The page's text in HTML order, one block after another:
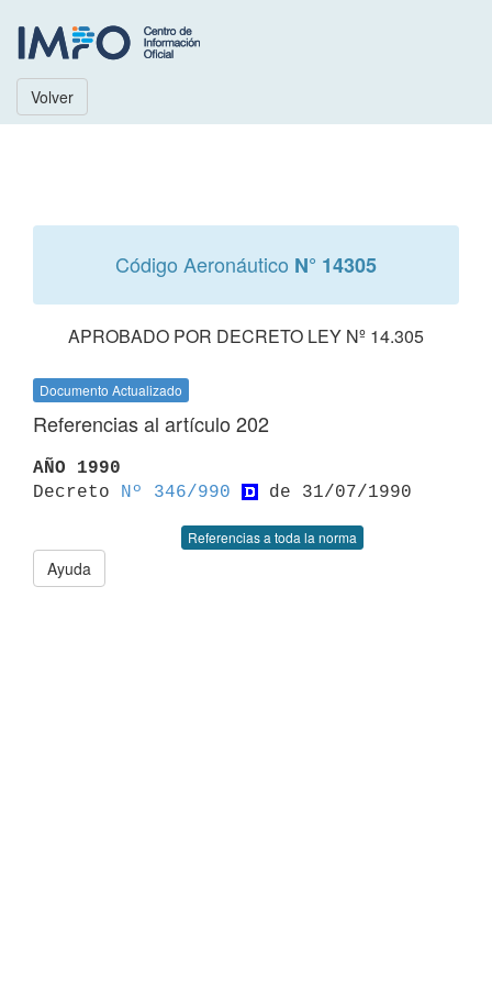
Volver
Código Aeronáutico N° 14305
APROBADO POR DECRETO LEY Nº 14.305
Documento Actualizado
Referencias al artículo 202
AÑO 1990
Decreto
Nº 346/990
Referencias a toda la norma
Ayuda